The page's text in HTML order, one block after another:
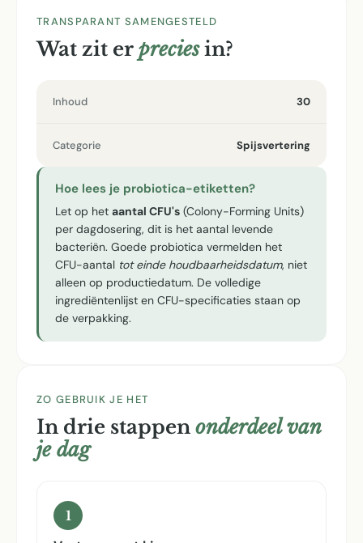
TRANSPARANT SAMENGESTELD
Wat zit er preciesin?
Inhoud 30
Categorie Spijsvertering
Hoe lees je probiotica-etiketten?
Let op het aantal CFU's (Colony-Forming Units)
per dagdosering, dit is het aantal levende
bacteriën. Goede probiotica vermelden het
CFU-aantal tot einde houdbaarheidsdatum, niet
alleen op productiedatum. De volledige
ingrediëntenlijst en CFU-specificaties staan op
de verpakking.
ZO GEBRUIK JE HET
In drie stappen onderdeel van
je dag
1